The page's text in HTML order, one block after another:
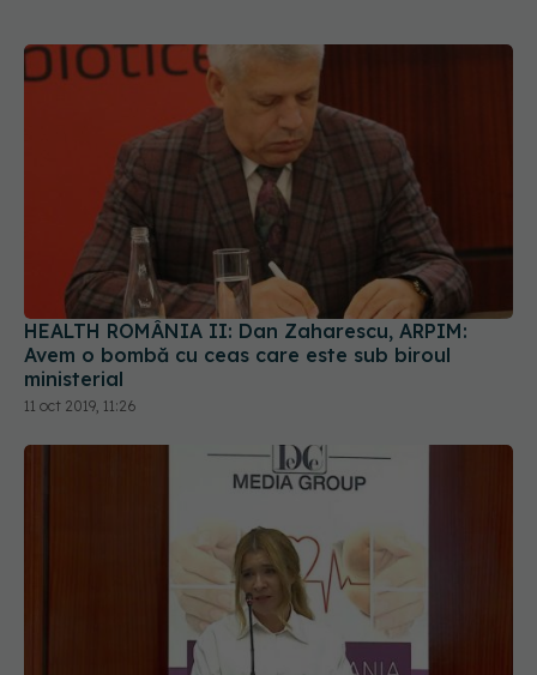
HEALTH ROMÂNIA II: Dan Zaharescu, ARPIM:
Avem o bombă cu ceas care este sub biroul
ministerial
11 oct 2019, 11:26